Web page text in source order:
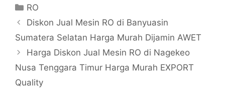
Kategori
RO
Diskon Jual Mesin RO di Banyuasin
Sumatera Selatan Harga Murah Dijamin AWET
Harga Diskon Jual Mesin RO di Nagekeo
Nusa Tenggara Timur Harga Murah EXPORT
Quality